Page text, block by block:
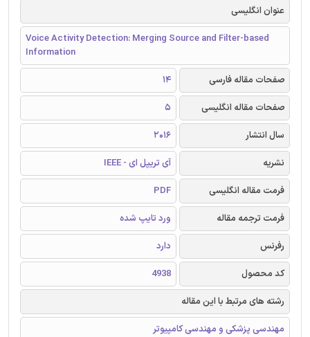
عنوان انگلیسی
Voice Activity Detection: Merging Source and Filter-based
Information
صفحات مقاله فارسی
14
صفحات مقاله انگلیسی
5
سال انتشار
2016
نشریه
آی تریپل ای - IEEE
فرمت مقاله انگلیسی
PDF
فرمت ترجمه مقاله
ورد تایپ شده
رفرنس
دارد
کد محصول
4938
رشته های مرتبط با این مقاله
مهندسی پزشکی و مهندسی کامپیوتر